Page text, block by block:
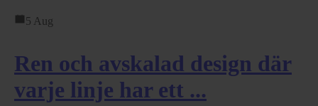
5 Aug
Ren och avskalad design där
varje linje har ett ...